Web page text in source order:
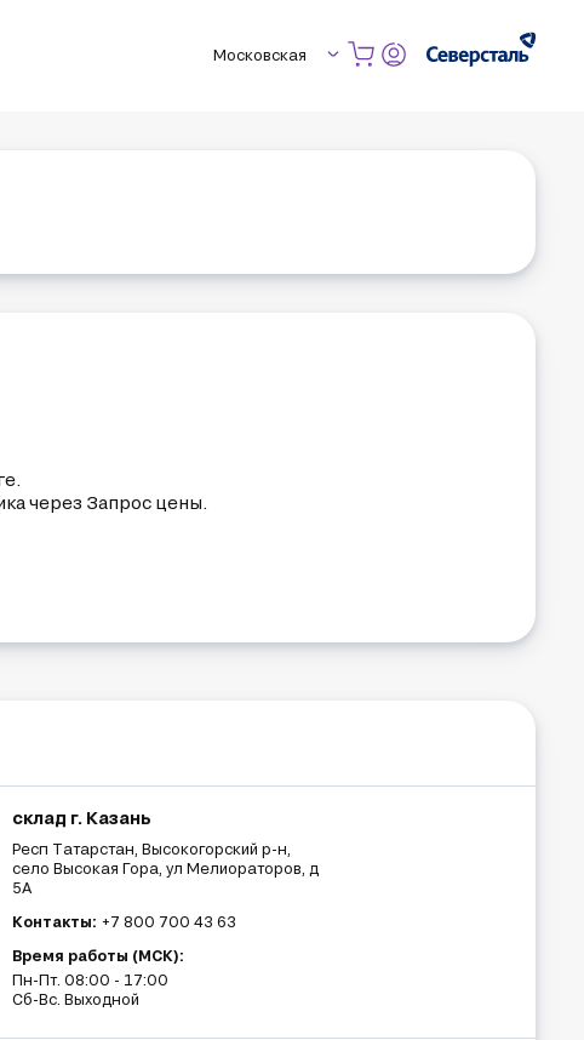
Московская
до 5 млн тонн стали и проката в год.
через Запрос цены.
склад г. Казань
Респ Татарстан, Высокогорский р-н,
село Высокая Гора, ул Мелиораторов, д
5А
Контакты: +7 800 700 43 63
Время работы (МСК):
Пн-Пт. 08:00 - 17:00
Сб-Вс. Выходной